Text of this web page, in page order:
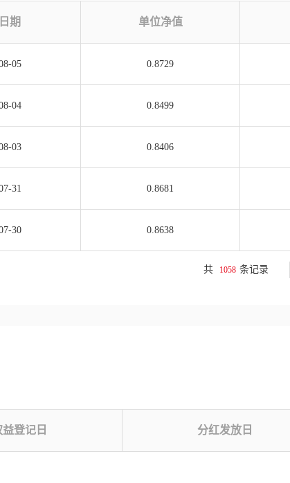
期 单位净值
05 0.8729
04 0.8499
03 0.8406
31 0.8681
30 0.8638
共 1058 条记录
益登记日 分红发放日